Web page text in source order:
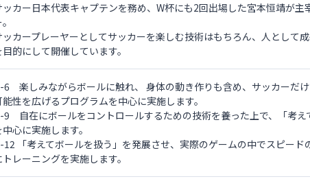
ッカー日本代表キャプテンを務め、W杯にも2回出場した宮本恒靖が主
ッカープレーヤーとしてサッカーを楽しむ技術はもちろん、人として
目的にして開催しています。
6 楽しみながらボールに触れ、 身体の動き作りも含め、サッカーだ
能性を広げるプログラムを中心に実施します。
9 自在にボールをコントロールするための技術を養った上で、「考え
中心に実施します。
12 「考えてボールを扱う」を発展させ、実際のゲームの中でスピード
トレーニングを実施します。